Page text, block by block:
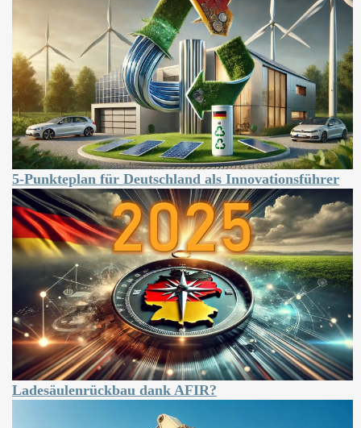
5-Punkteplan für Deutschland als Innovationsführer
Ladesäulenrückbau dank AFIR?